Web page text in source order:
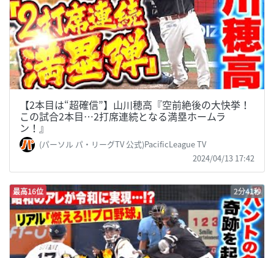
【2本目は“超確信”】山川穂高『空前絶後の大快挙！
この試合2本目…2打席連続となる満塁ホームラ
ン！』
(パーソル パ・リーグTV 公式)PacificLeague TV
2024/04/13 17:42
最高16位 2分41秒